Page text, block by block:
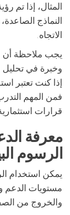
المثال، إذا تم
النماذج
الاتجاه.
يجب ملاحظة أن
وخبرة في تحليل
إذا كنت تعتبر
فمن المهم
قرارات
معرفة
الرسوم
يمكن استخدام
مستويات الدعم
والخروج من